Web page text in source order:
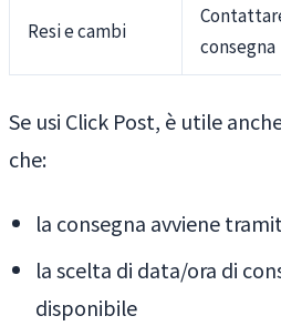
Resi e cambi
consegna
Se usi Click Post, è utile
che:
la consegna avviene
la scelta di data/ora di
disponibile